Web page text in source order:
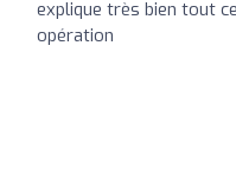
explique très bien tout
opération